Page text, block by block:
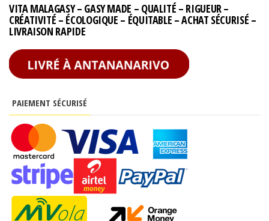
VITA MALAGASY – GASY MADE – QUALITÉ – RIGUEUR –
CRÉATIVITÉ – ÉCOLOGIQUE – ÉQUITABLE – ACHAT SÉCURISÉ –
LIVRAISON RAPIDE
PAIEMENT SÉCURISÉ